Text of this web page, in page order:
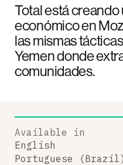
Total está
económico en
las mismas
Yemen donde
comunidades.
Available in
English
Portuguese (Brazil)